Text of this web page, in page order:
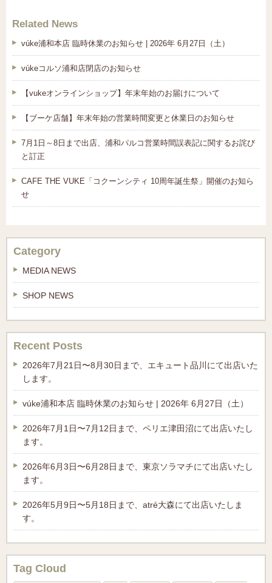
Related News
vúke浦和本店 臨時休業のお知らせ | 2026年 6月27日（土）
vúkeコルソ浦和店閉店のお知らせ
【vukeオンラインショップ】年末年始のお届けについて
【ブーケ店舗】年末年始の営業時間変更と休業日のお知らせ
7月1日～8日まで出店、浦和パルコ営業時間誤表記に関するお詫び
と訂正
CAFE THE VUKE「コクーンシティ 10周年誕生祭」開催のお知ら
せ
Category
MEDIA NEWS
SHOP NEWS
Recent Posts
2026年7月21日〜8月30日まで、エキュート品川にて出店いた
します。
vúke浦和本店 臨時休業のお知らせ | 2026年 6月27日（土）
2026年7月1日〜7月12日まで、ペリエ津田沼にて出店いたし
ます。
2026年6月3日〜6月28日まで、東京ソラマチにて出店いたし
ます。
2026年5月9日〜5月18日まで、atré大森にて出店いたしま
す。
Tag Cloud